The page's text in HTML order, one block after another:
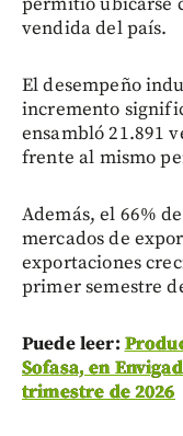
vendida del país.
El desempeño
incremento
ensambló 21.891
frente al mismo
Además, el 66%
mercados de
exportaciones
primer semestre
Puede leer:
Sofasa, en
trimestre de 2026